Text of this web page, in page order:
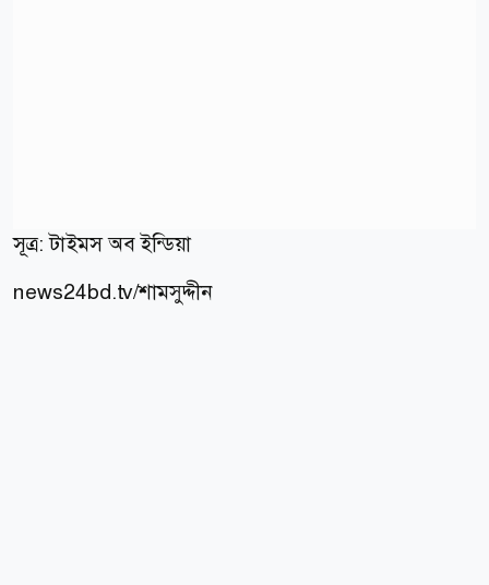
সূত্র: টাইমস অব ইন্ডিয়া
news24bd.tv/শামসুদ্দীন